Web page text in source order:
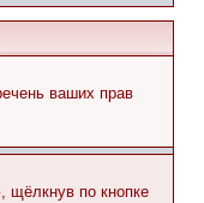
ваших прав
щёлкнув по кнопке